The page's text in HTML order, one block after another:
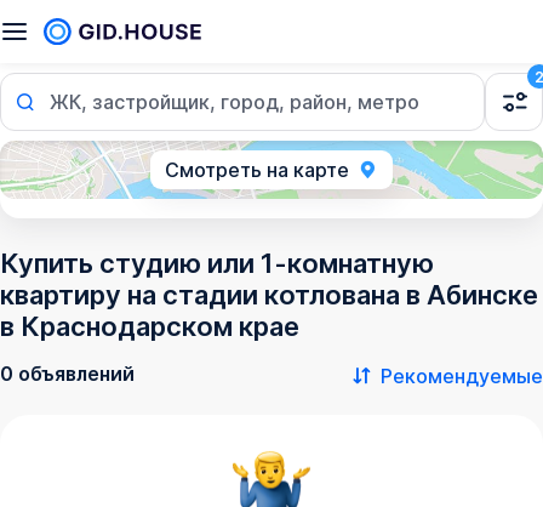
ЖК, застройщик, город, район, метро
2
Смотреть на карте
Купить студию или 1-комнатную
квартиру на стадии котлована в Абинске
в Краснодарском крае
0 объявлений Рекомендуемые